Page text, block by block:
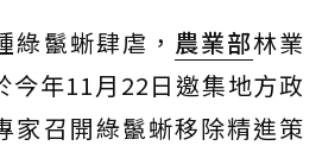
綠鬣蜥肆虐， 農業部林業
今年11月22日邀集地方政
家召開綠鬣蜥移除精進策